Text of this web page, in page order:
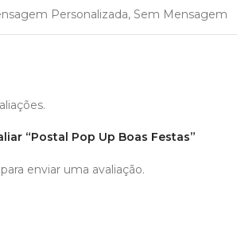
Personalizada, Sem Mensagem
“Postal Pop Up Boas Festas”
para enviar uma avaliação.